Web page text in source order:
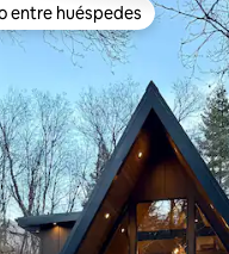
huéspedes preferido
entre huéspedes